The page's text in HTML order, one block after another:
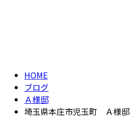
HOME
ブログ
Ａ様邸
埼玉県本庄市児玉町 Ａ様邸